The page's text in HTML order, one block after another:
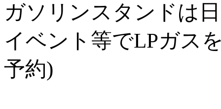
ガソリンスタンドは
イベント等でLPガス
予約)